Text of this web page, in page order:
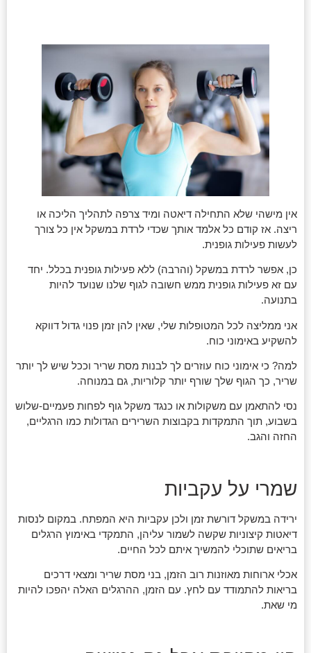
אין מישהי שלא התחילה דיאטה ומיד צרפה לתהליך הליכה או
ריצה. אז קודם כל אלמד אותך שכדי לרדת במשקל אין כל צורך
לעשות פעילות גופנית.
כן, אפשר לרדת במשקל (והרבה) ללא פעילות גופנית בכלל. יחד
עם זא פעילות גופנית ממש חשובה לגוף שלנו שנועד להיות
בתנועה.
אני ממליצה לכל המטופלות שלי, שאין להן זמן פנוי גדול דווקא
להשקיע באימוני כוח.
למה? כי אימוני כוח עוזרים לך לבנות מסת שריר וככל שיש לך יותר
שריר, כך הגוף שלך שורף יותר קלוריות, גם במנוחה.
נסי להתאמן עם משקולות או כנגד משקל גוף לפחות פעמיים-שלוש
בשבוע, תוך התמקדות בקבוצות השרירים הגדולות כמו הרגליים,
החזה והגב.
שמרי על עקביות
ירידה במשקל דורשת זמן ולכן עקביות היא המפתח. במקום לנסות
דיאטות קיצוניות שקשה לשמור עליהן, התמקדי באימוץ הרגלים
בריאים שתוכלי להמשיך איתם לכל החיים.
אכלי ארוחות מאוזנות רוב הזמן, בני מסת שריר ומצאי דרכים
בריאות להתמודד עם לחץ. עם הזמן, ההרגלים האלה יהפכו להיות
מי שאת.